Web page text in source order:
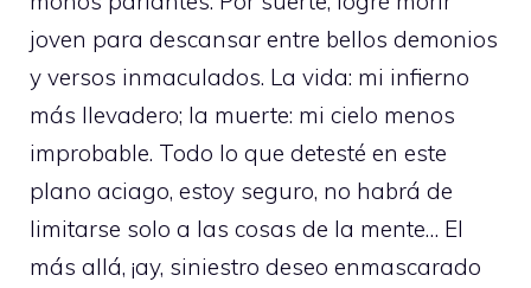
joven para descansar entre bellos demonios
y versos inmaculados. La vida: mi infierno
más llevadero; la muerte: mi cielo menos
improbable. Todo lo que detesté en este
plano aciago, estoy seguro, no habrá de
limitarse solo a las cosas de la mente… El
más allá, ¡ay, siniestro deseo enmascarado